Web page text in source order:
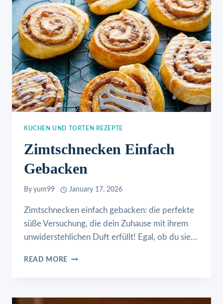
KUCHEN UND TORTEN REZEPTE
Zimtschnecken Einfach
Gebacken
By yum99 January 17, 2026
Zimtschnecken einfach gebacken: die perfekte
süße Versuchung, die dein Zuhause mit ihrem
unwiderstehlichen Duft erfüllt! Egal, ob du sie…
READ MORE ZIMTSCHNECKEN